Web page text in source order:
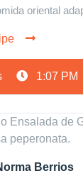
oriental
1:07 PM
Berrios